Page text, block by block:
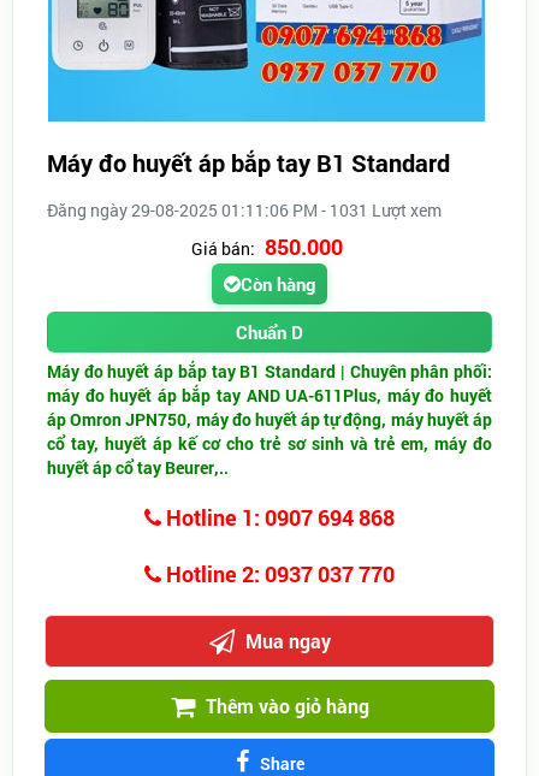
Máy đo huyết áp bắp tay B1 Standard
Đăng ngày 29-08-2025 01:11:06 PM - 1031 Lượt xem
Giá bán: 850.000
Còn hàng
Chuẩn D
Máy đo huyết áp bắp tay B1 Standard | Chuyên phân phối:
máy đo huyết áp bắp tay AND UA-611Plus, máy đo huyết
áp Omron JPN750, máy đo huyết áp tự động, máy huyết áp
cổ tay, huyết áp kế cơ cho trẻ sơ sinh và trẻ em, máy đo
huyết áp cổ tay Beurer,..
Hotline 1: 0907 694 868
Hotline 2: 0937 037 770
Mua ngay
Thêm vào giỏ hàng
Share